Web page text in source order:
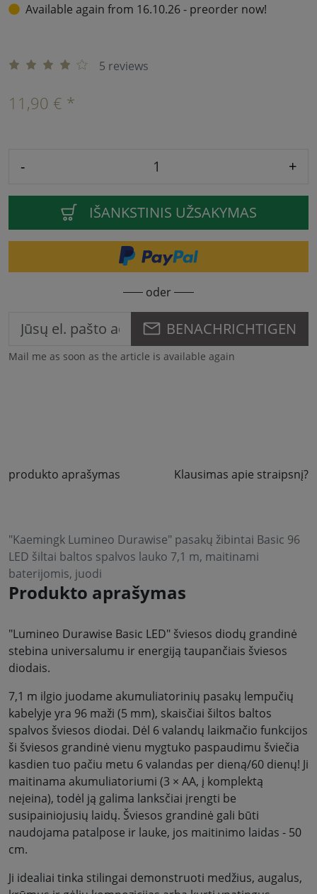
Available again from 16.10.26 - preorder now!
5 reviews
11,90 € *
- +
IŠANKSTINIS UŽSAKYMAS
oder
BENACHRICHTIGEN
Mail me as soon as the article is available again
produkto aprašymas Klausimas apie straipsnį?
"Kaemingk Lumineo Durawise" pasakų žibintai Basic 96
LED šiltai baltos spalvos lauko 7,1 m, maitinami
baterijomis, juodi
Produkto aprašymas
"Lumineo Durawise Basic LED" šviesos diodų grandinė
stebina universalumu ir energiją taupančiais šviesos
diodais.
7,1 m ilgio juodame akumuliatorinių pasakų lempučių
kabelyje yra 96 maži (5 mm), skaisčiai šiltos baltos
spalvos šviesos diodai. Dėl 6 valandų laikmačio funkcijos
ši šviesos grandinė vienu mygtuko paspaudimu šviečia
kasdien tuo pačiu metu 6 valandas per dieną/60 dienų! Ji
maitinama akumuliatoriumi (3 × AA, į komplektą
neįeina), todėl ją galima lanksčiai įrengti be
susipainiojusių laidų. Šviesos grandinė gali būti
naudojama patalpose ir lauke, jos maitinimo laidas - 50
cm.
Ji idealiai tinka stilingai demonstruoti medžius, augalus,